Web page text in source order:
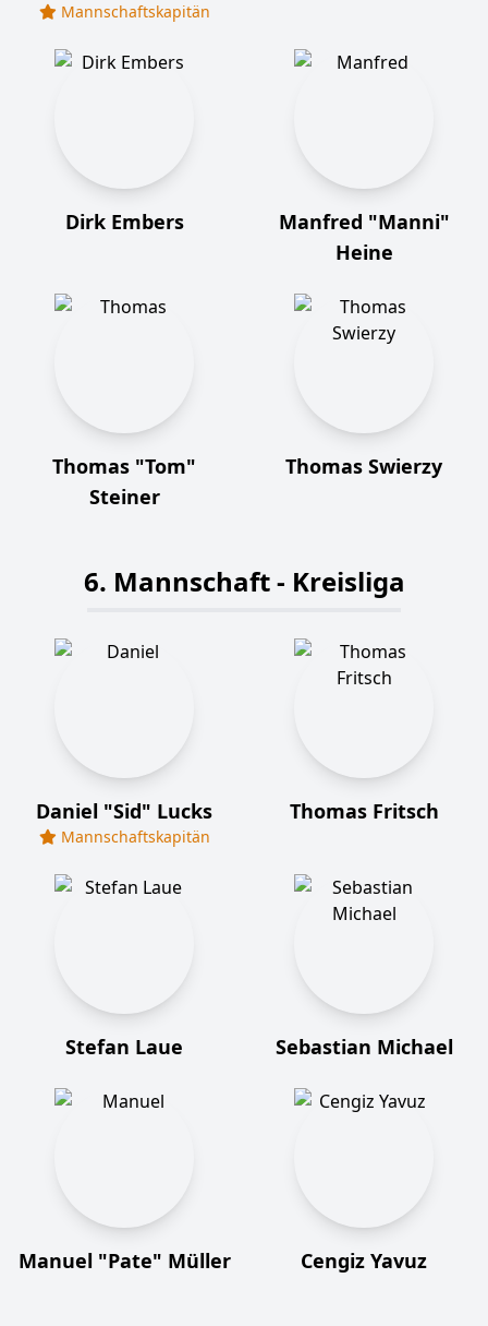
Mannschaftskapitän
Dirk Embers
Manfred "Manni"
Heine
Thomas "Tom"
Steiner
Thomas Swierzy
6. Mannschaft - Kreisliga
Daniel "Sid" Lucks
Mannschaftskapitän
Thomas Fritsch
Stefan Laue Sebastian Michael
Manuel "Pate" Müller Cengiz Yavuz